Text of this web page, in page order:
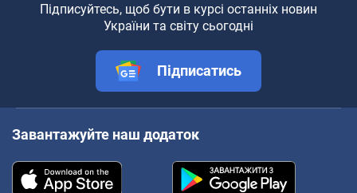
Підписуйтесь, щоб бути в курсі останніх новин
України та світу сьогодні
Підписатись
Завантажуйте наш додаток